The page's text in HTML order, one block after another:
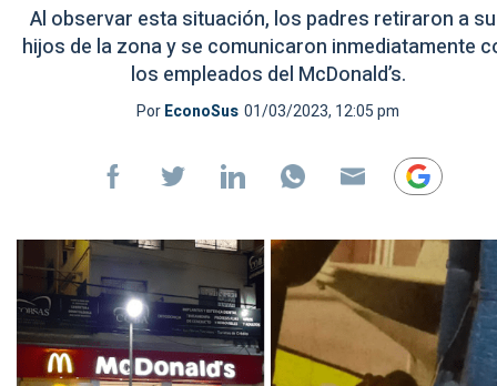
Al observar esta situación, los padres retiraron a
hijos de la zona y se comunicaron inmediatamente
los empleados del McDonald’s.
PorEconoSus 01/03/2023, 12:05 pm